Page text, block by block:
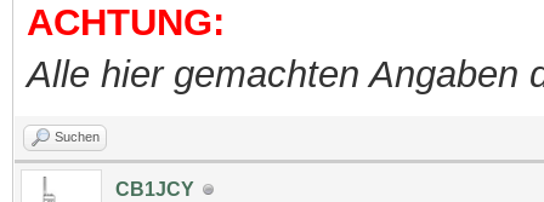
ACHTUNG:
Alle hier gemachten Angaben
Suchen
CB1JCY